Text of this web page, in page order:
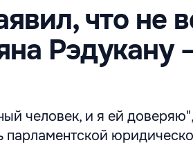
что не
Рэдукану
человек, и я ей